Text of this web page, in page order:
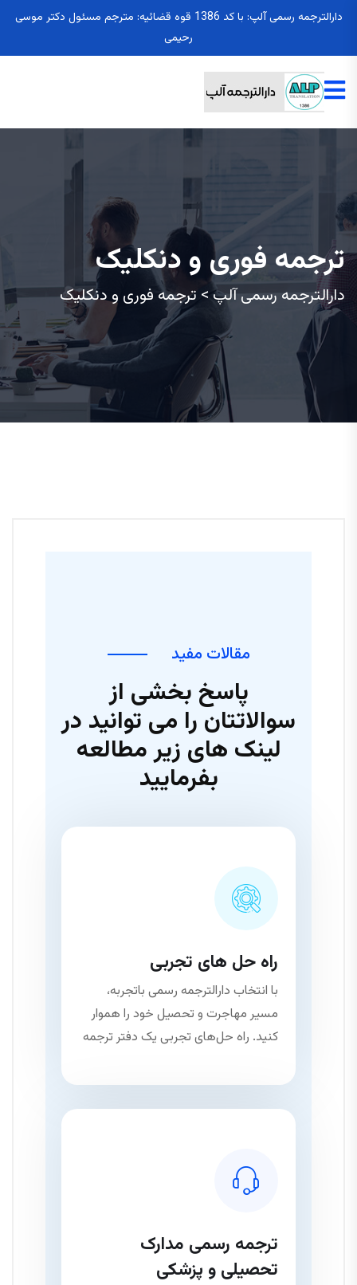
دارالترجمه رسمی آلپ: با کد 1386 قوه قضائیه: مترجم مسئول دکتر موسی
رحیمی
ترجمه فوری و دنکلیک
دارالترجمه رسمی آلپ> ترجمه فوری و دنکلیک
مقالات مفید
پاسخ بخشی از
سوالاتتان را می توانید در
لینک های زیر مطالعه
بفرمایید
راه حل های تجربی
با انتخاب دارالترجمه رسمی باتجربه،
مسیر مهاجرت و تحصیل خود را هموار
کنید. راه حل‌های تجربی یک دفتر ترجمه
ترجمه رسمی مدارک
تحصیلی و پزشکی